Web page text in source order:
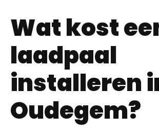
Wat kost
laadpaal
installeren
Oudegem?